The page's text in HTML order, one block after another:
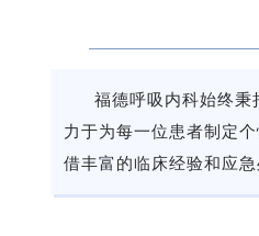
福德呼吸内科始终秉
力于为每一位患者制定
借丰富的临床经验和应